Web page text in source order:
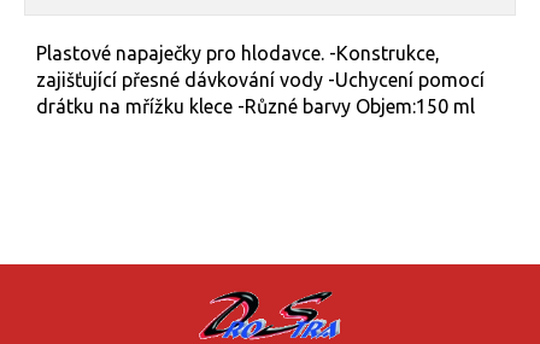
Plastové napaječky pro hlodavce. -Konstrukce,
zajišťující přesné dávkování vody -Uchycení pomocí
drátku na mřížku klece -Různé barvy Objem:150 ml